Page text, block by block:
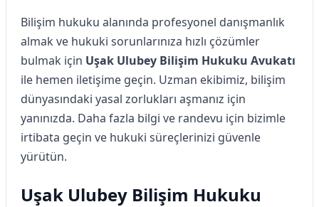
Bilişim hukuku alanında profesyonel danışmanlık
almak ve hukuki sorunlarınıza hızlı çözümler
bulmak için Uşak Ulubey Bilişim Hukuku Avukatı
ile hemen iletişime geçin. Uzman ekibimiz, bilişim
dünyasındaki yasal zorlukları aşmanız için
yanınızda. Daha fazla bilgi ve randevu için bizimle
irtibata geçin ve hukuki süreçlerinizi güvenle
yürütün.
Uşak Ulubey Bilişim Hukuku